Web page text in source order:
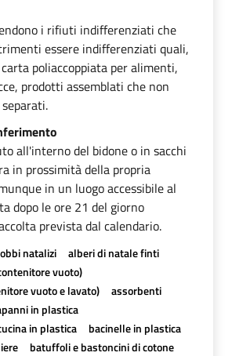
i rifiuti indifferenziati che
essere indifferenziati quali,
poliaccoppiata per alimenti,
prodotti assemblati che non
all'interno del bidone o in sacchi
in prossimità della propria
in un luogo accessibile al
dopo le ore 21 del giorno
prevista dal calendario.
natalizi
alberi di natale finti
vuoto)
vuoto e lavato)
assorbenti
in plastica
in plastica
bacinelle in plastica
batuffoli e bastoncini di cotone